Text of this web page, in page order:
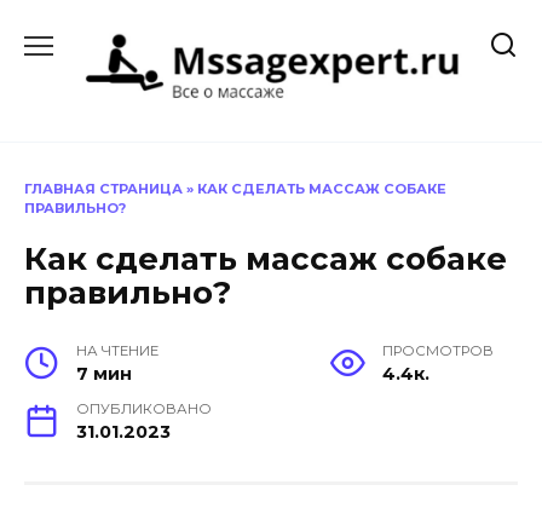
содержанию
ГЛАВНАЯ СТРАНИЦА » КАК СДЕЛАТЬ МАССАЖ СОБАКЕ
ПРАВИЛЬНО?
Как сделать массаж собаке
правильно?
НА ЧТЕНИЕ
7 мин
ПРОСМОТРОВ
4.4к.
ОПУБЛИКОВАНО
31.01.2023